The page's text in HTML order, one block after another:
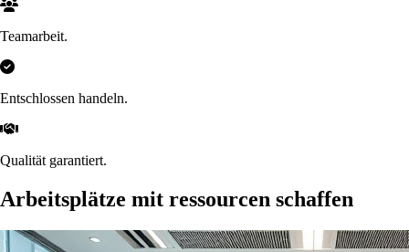
Teamarbeit.
Entschlossen handeln.
Qualität garantiert.
Arbeitsplätze mit ressourcen schaffen